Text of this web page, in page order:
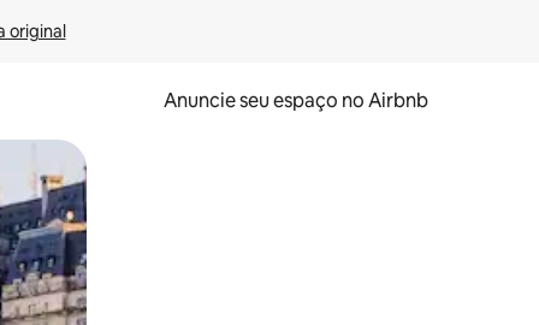
original
Anuncie seu espaço no Airbnb